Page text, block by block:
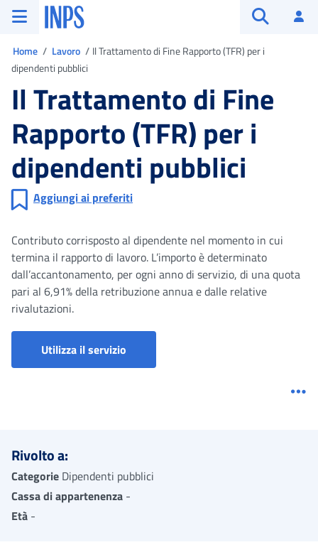
Vai al menu principale
Vai al contenuto principale
Vai al pie' di pagina
INPS ()
Home Lavoro
Il Trattamento di Fine Rapporto (TFR) per i
dipendenti pubblici
Il Trattamento di Fine
Rapporto (TFR) per i
dipendenti pubblici
Aggiungi ai preferiti
Contributo corrisposto al dipendente nel momento in cui
termina il rapporto di lavoro. L’importo è determinato
dall’accantonamento, per ogni anno di servizio, di una quota
pari al 6,91% della retribuzione annua e dalle relative
rivalutazioni.
Utilizza il servizio
Rivolto a:
Categorie Dipendenti pubblici
Cassa di appartenenza -
Età -